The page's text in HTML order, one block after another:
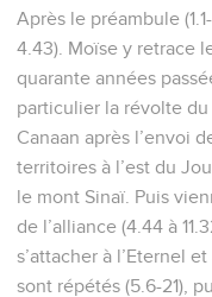
Après le préambule
4.43). Moïse y retrace
quarante années
particulier la révolte
Canaan après l’envoi
territoires à l’est du
le mont Sinaï. Puis
de l’alliance (4.44 à
s’attacher à l’Eternel
sont répétés (5.6-21),